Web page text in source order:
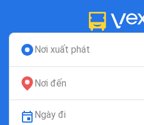
Nơi xuất phát
Nơi đến
Ngày đi